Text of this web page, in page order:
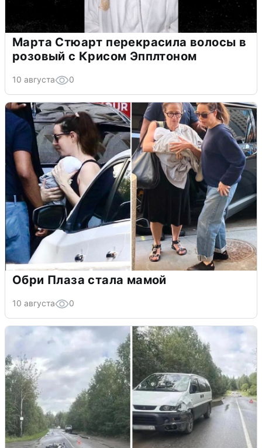
Марта Стюарт перекрасила волосы в
розовый с Крисом Эпплтоном
10 августа 0
Обри Плаза стала мамой
10 августа 0